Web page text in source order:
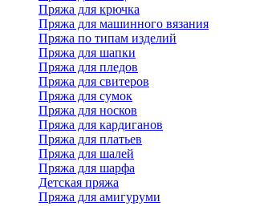
Пряжа для крючка
Пряжа для машинного вязания
Пряжа по типам изделий
Пряжа для шапки
Пряжа для пледов
Пряжа для свитеров
Пряжа для сумок
Пряжа для носков
Пряжа для кардиганов
Пряжа для платьев
Пряжа для шалей
Пряжа для шарфа
Детская пряжа
Пряжа для амигуруми